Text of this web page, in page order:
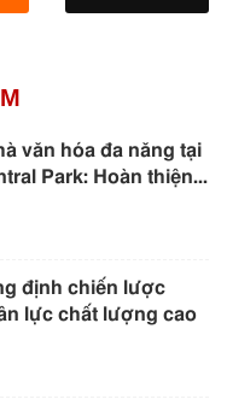
văn hóa đa năng tại
Park: Hoàn thiện...
định chiến lược
lực chất lượng cao